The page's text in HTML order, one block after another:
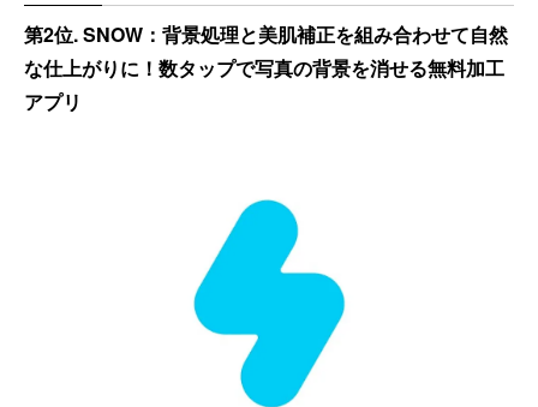
第2位. SNOW：背景処理と美肌補正を組み合わせて自然
な仕上がりに！数タップで写真の背景を消せる無料加工
アプリ